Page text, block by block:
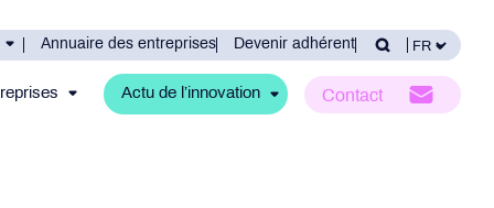
Annuaire des entreprises Devenir adhérent
Actu de l’innovation Contact